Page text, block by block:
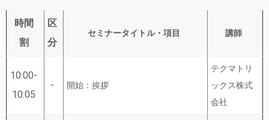
時間
割
区
分
セミナータイトル・項目 講師
10:00-
10:05
- 開始：挨拶
テクマトリ
ックス株式
会社